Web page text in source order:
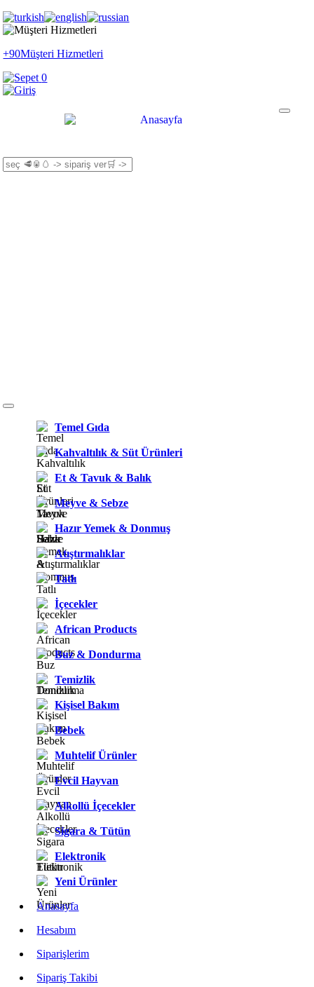
+90Müşteri Hizmetleri
0
Temel Gıda
Kahvaltılık & Süt Ürünleri
Et & Tavuk & Balık
Meyve & Sebze
Hazır Yemek & Donmuş
Atıştırmalıklar
Tatlı
İçecekler
African Products
Buz & Dondurma
Temizlik
Kişisel Bakım
Bebek
Muhtelif Ürünler
Evcil Hayvan
Alkollü İçecekler
Sigara & Tütün
Elektronik
Yeni Ürünler
Anasayfa
Hesabım
Siparişlerim
Sipariş Takibi